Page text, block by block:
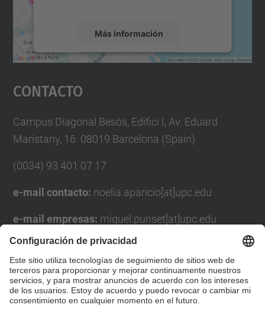
Más información
Aceptar
powered by
Contacto
Campus Diagonal Besòs, Edifici I, Av. Eduard
Maristany, 16. 08019 Barcelona (Spain)
(0034) 93 401 07 17
e-mail contacto: noelia.aparicio[at]upc.edu
e-mail empresas: miquel.punset[at]upc.edu
Formulario de contacto
Lista Redes Sociales